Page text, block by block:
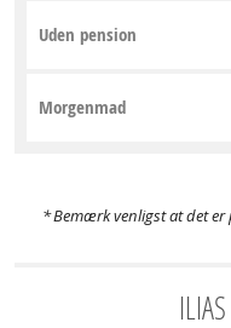
Uden pension
Morgenmad
Bemærk venligst at det